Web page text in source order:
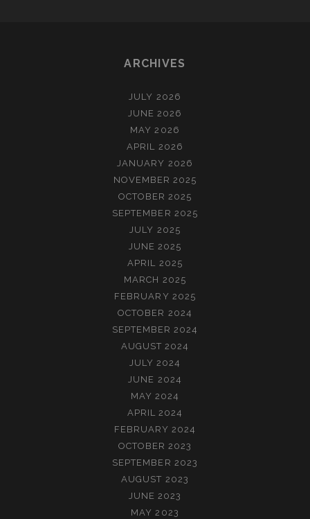
ARCHIVES
JULY 2026
JUNE 2026
MAY 2026
APRIL 2026
JANUARY 2026
NOVEMBER 2025
OCTOBER 2025
SEPTEMBER 2025
JULY 2025
JUNE 2025
APRIL 2025
MARCH 2025
FEBRUARY 2025
OCTOBER 2024
SEPTEMBER 2024
AUGUST 2024
JULY 2024
JUNE 2024
MAY 2024
APRIL 2024
FEBRUARY 2024
OCTOBER 2023
SEPTEMBER 2023
AUGUST 2023
JUNE 2023
MAY 2023